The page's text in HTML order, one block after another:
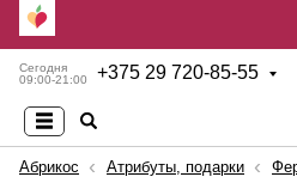
Сегодня
09:00-21:00
+375 29 720-85-55
Абрикос Атрибуты, подарки